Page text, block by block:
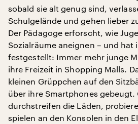
sobald sie alt genug sind,
Schulgelände und gehen lieber
Der Pädagoge erforscht, wie
Sozialräume aneignen – und hat
festgestellt: Immer mehr junge
ihre Freizeit in Shopping Malls.
kleinen Grüppchen auf den
über ihre Smartphones gebeugt.
durchstreifen die Läden,
spielen an den Konsolen in den